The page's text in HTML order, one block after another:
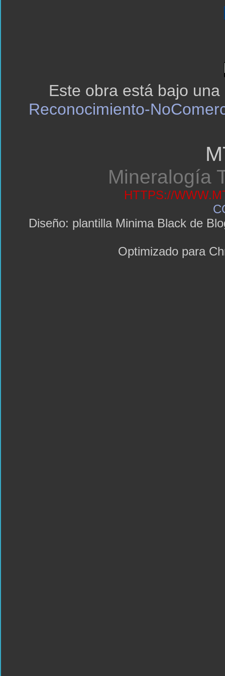
Este obra está bajo una
Reconocimiento-
Mineralogía
HTTPS://
Diseño: plantilla Minima Black de
Optimizado para